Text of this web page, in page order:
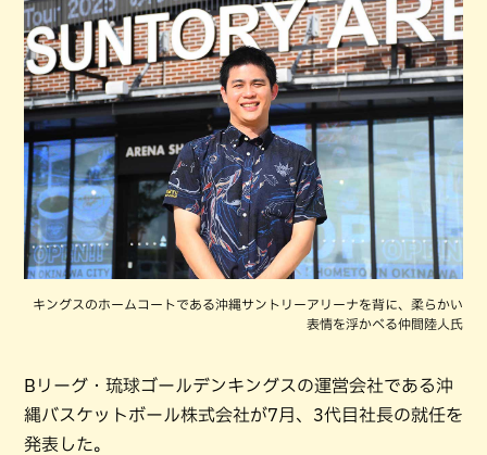
キングスのホームコートである沖縄サントリーアリーナを背に、柔らかい
表情を浮かべる仲間陸人氏
Bリーグ・琉球ゴールデンキングスの運営会社である沖
縄バスケットボール株式会社が7月、3代目社長の就任を
発表した。